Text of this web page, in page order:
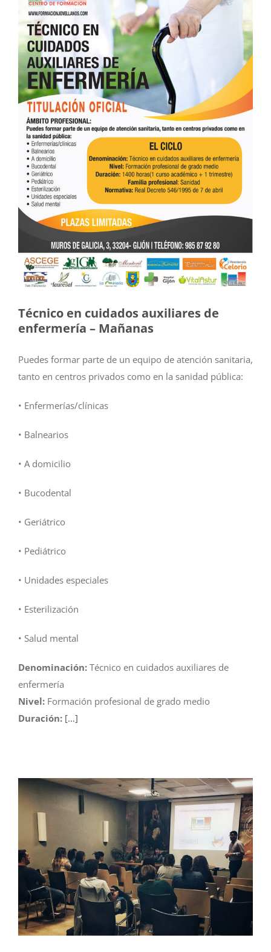
Técnico en cuidados auxiliares de
enfermería – Mañanas
Puedes formar parte de un equipo de atención sanitaria,
tanto en centros privados como en la sanidad pública:
• Enfermerías/clínicas
• Balnearios
• A domicilio
• Bucodental
• Geriátrico
• Pediátrico
• Unidades especiales
• Esterilización
• Salud mental
Denominación: Técnico en cuidados auxiliares de
enfermería
Nivel: Formación profesional de grado medio
Duración: […]